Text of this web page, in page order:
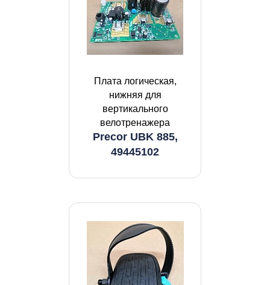
Плата логическая,
нижняя для
вертикального
велотренажера
Precor UBK 885,
49445102